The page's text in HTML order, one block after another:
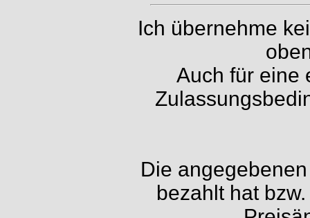
Ich übernehme
Auch für eine
Die
bezahlt hat